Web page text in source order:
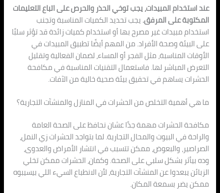
عند استخدام المبيدات، يجب توخي الحذر والحرص على اتباع التعليمات
المكتوبة على المرفق.يجب تحديد الكميات المناسبة وتجنب
استخدام مبيدات غير مصرح بها أو استخدام كميات زائدة قد تؤثر سلبًا
على البيئة وصحة الأفراد. من المهم أيضًا تطبيق المبيدات في
الأوقات المناسبة، مثل الفجر أو المساء، لضمان الفعالية وتقليل
التعرض المباشر لها. فاستعمال التقنيات المناسبة في مكافحة
الحشرات يساهم في تحقيق بيئة صحية خالية من الآفات.
ما هي أهمية التخلص من الحشرات في المنازل والمنشآت التجارية؟
مكافحة الحشرات مهمة جدًا عشان نحافظ على الصحة العامة
والراحة في البيوت والمحال التجارية. لما بتواجد الحشرات زي النمل،
الصراصير، والبعوض، ممكن تتسبب في انتشار الأمراض والعدوى،
وده بيأثر بشكل سلبي على الصحة. وكمان، الحشرات ممكن تخلي
الزبائن يبعدوا عن المنشآت التجارية، لأن الانطباع السيء اللي بيسيبوه
ممكن يضر بسمعة المكان.